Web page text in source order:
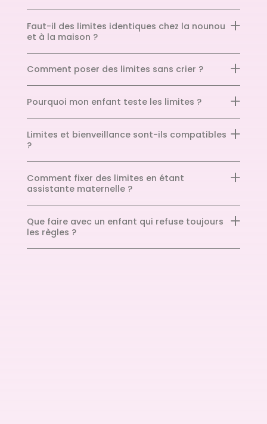
Faut-il des limites identiques chez la nounou
et à la maison ?
Comment poser des limites sans crier ?
Pourquoi mon enfant teste les limites ?
Limites et bienveillance sont-ils compatibles
?
Comment fixer des limites en étant
assistante maternelle ?
Que faire avec un enfant qui refuse toujours
les règles ?